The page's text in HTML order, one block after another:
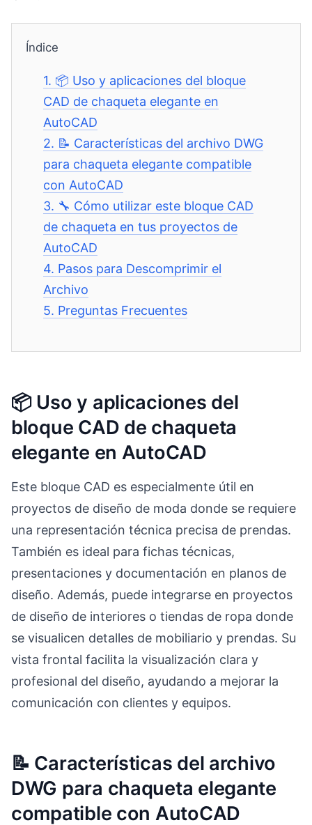
Índice
1. 📦 Uso y aplicaciones del bloque
CAD de chaqueta elegante en
AutoCAD
2. 📝 Características del archivo DWG
para chaqueta elegante compatible
con AutoCAD
3. 🔧 Cómo utilizar este bloque CAD
de chaqueta en tus proyectos de
AutoCAD
4. Pasos para Descomprimir el
Archivo
5. Preguntas Frecuentes
📦 Uso y aplicaciones del
bloque CAD de chaqueta
elegante en AutoCAD
Este bloque CAD es especialmente útil en
proyectos de diseño de moda donde se requiere
una representación técnica precisa de prendas.
También es ideal para fichas técnicas,
presentaciones y documentación en planos de
diseño. Además, puede integrarse en proyectos
de diseño de interiores o tiendas de ropa donde
se visualicen detalles de mobiliario y prendas. Su
vista frontal facilita la visualización clara y
profesional del diseño, ayudando a mejorar la
comunicación con clientes y equipos.
📝 Características del archivo
DWG para chaqueta elegante
compatible con AutoCAD